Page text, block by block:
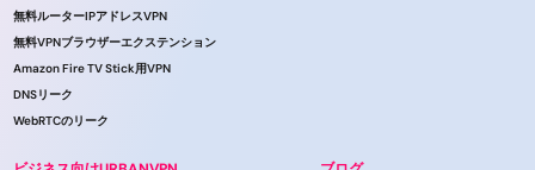
無料ルーターIPアドレスVPN
無料VPNブラウザーエクステンション
Amazon Fire TV Stick用VPN
DNSリーク
WebRTCのリーク